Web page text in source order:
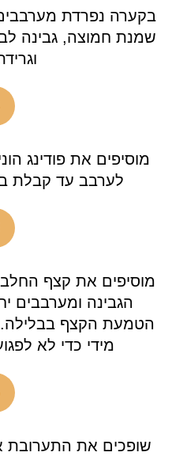
בקערה נפרדת
שמנת חמוצה, גבינה
מוסיפים את פודינג
לערבב עד קבלת
מוסיפים את קצף
הגבינה ומערבבים
הטמעת הקצף בבלילה.
מידי כדי לא
שופכים את התערובת